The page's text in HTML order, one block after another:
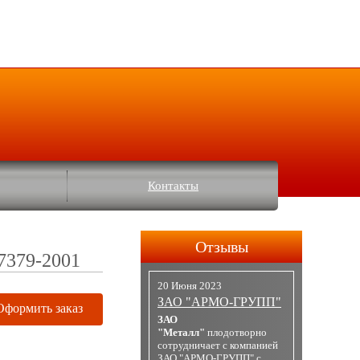
Контакты
2001
заказ
Отзывы
20 Июня 2023
ЗАО "АРМО-ГРУПП"
ЗАО
"Металл" плодотворно
сотрудничает с компанией